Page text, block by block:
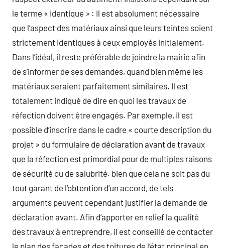
le terme « identique » : il est absolument nécessaire
que l’aspect des matériaux ainsi que leurs teintes soient
strictement identiques à ceux employés initialement.
Dans l’idéal, il reste préférable de joindre la mairie afin
de s’informer de ses demandes, quand bien même les
matériaux seraient parfaitement similaires. Il est
totalement indiqué de dire en quoi les travaux de
réfection doivent être engagés. Par exemple, il est
possible d’inscrire dans le cadre « courte description du
projet » du formulaire de déclaration avant de travaux
que la réfection est primordial pour de multiples raisons
de sécurité ou de salubrité. bien que cela ne soit pas du
tout garant de l’obtention d’un accord, de tels
arguments peuvent cependant justifier la demande de
déclaration avant. Afin d’apporter en relief la qualité
des travaux à entreprendre, il est conseillé de contacter
le plan des façades et des toitures de l’état principal en